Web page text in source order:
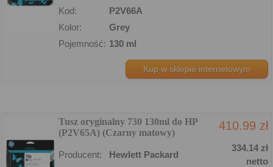
Kod:
P2V66A
Kolor:
Grey
Pojemność: 130 ml
Kup w sklepie internetowym
Tusz oryginalny 730 130ml do HP
(P2V65A) (Czarny matowy)
410.99 zł
Producent: Hewlett Packard
334.14 zł
netto